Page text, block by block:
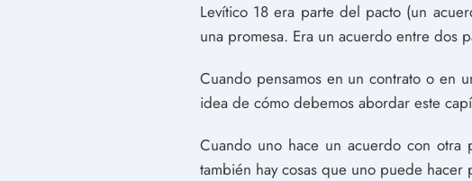
Levítico 18 era parte del pacto (un
una promesa. Era un acuerdo entre dos
Cuando pensamos en un contrato o en
idea de cómo debemos abordar este
Cuando uno hace un acuerdo con otra
también hay cosas que uno puede